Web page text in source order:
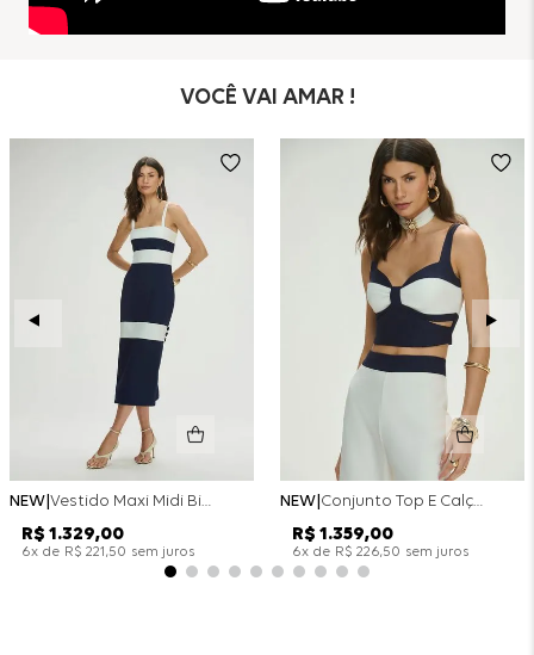
VOCÊ VAI AMAR !
NEW Vestido Maxi Midi Bicolor Alfaitaria Navy - Marinho
R$ 1 .329,00
6x de R$ 221,50 sem juros
NEW Conjunto Top E Calça Wide Leg Bicolor Alfaitaria - Off White
R$ 1 .359,00
6x de R$ 226,50 sem juros